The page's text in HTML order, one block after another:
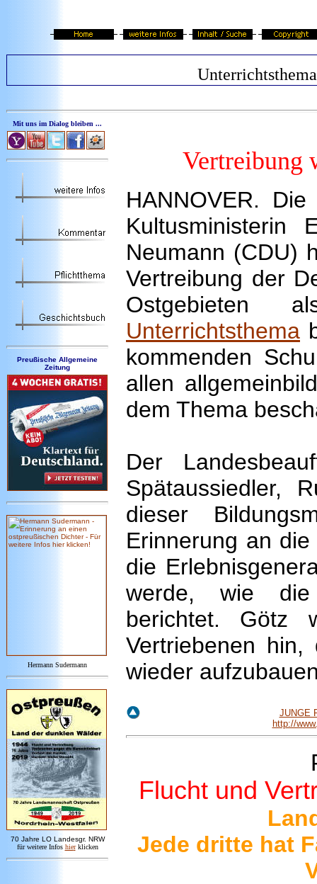
Unterrichtsthema
Mit uns im Dialog bleiben ...
Preußische Allgemeine
Zeitung
Hermann Sudermann
70 Jahre LO Landesgr. NRW
für weitere Infos hier klicken
Vertreibung
HANNOVER. Die
Kultusministerin
Neumann (CDU)
Vertreibung der
Ostgebieten
Unterrichtsthema
kommenden
allen
dem Thema
Der
Spätaussiedler,
dieser
Erinnerung an
die
werde, wie
berichtet. Götz
Vertriebenen
wieder
JUNGE
http://
Flucht und
Jede dritte hat